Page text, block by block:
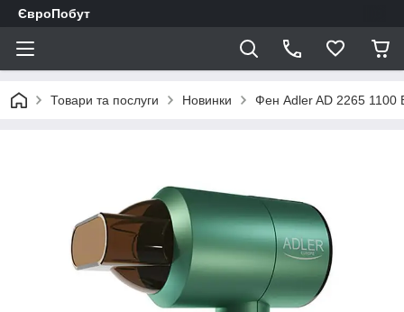
ЄвроПобут
Товари та послуги Новинки Фен Adler AD 2265 1100